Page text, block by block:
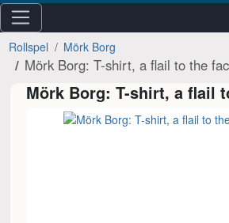
Rollspel Mörk Borg
Mörk Borg: T-shirt, a flail to the
Mörk Borg: T-shirt, a flail